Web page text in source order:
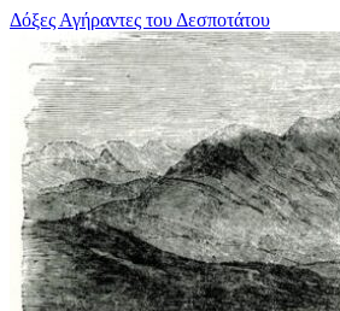
Μετάβαση
περιεχόμενο
Δόξες Αγήραντες του Δεσποτάτου